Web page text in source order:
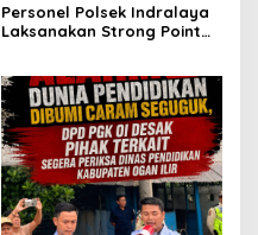
Personel Polsek Indralaya
Laksanakan Strong Point
Masuk Sekolah